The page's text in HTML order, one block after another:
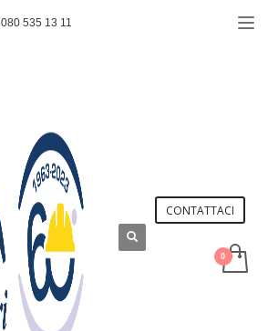
080 535 13 11
CONTATTACI